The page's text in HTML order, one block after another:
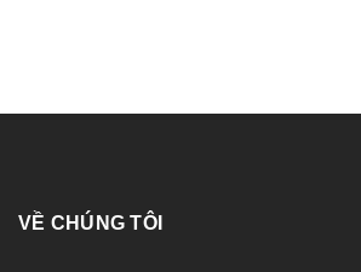
VỀ CHÚNG TÔI